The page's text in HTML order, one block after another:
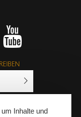
Inhalte und